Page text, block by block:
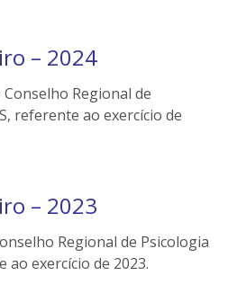
– 2024
Regional de
referente ao exercício de
– 2023
Regional de Psicologia
ao exercício de 2023.